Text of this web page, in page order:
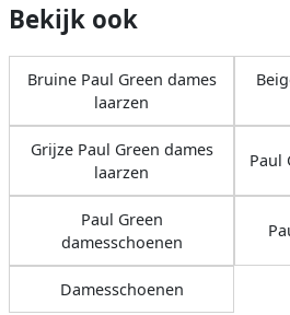
Bekijk ook
Bruine Paul Green dames
laarzen
Grijze Paul Green dames
laarzen
Paul
Paul Green
damesschoenen
Damesschoenen